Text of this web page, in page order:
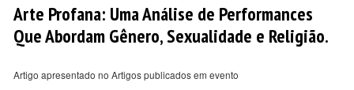
Arte Profana: Uma Análise de Performances
Que Abordam Gênero, Sexualidade e Religião.
Artigo apresentado no Artigos publicados em evento